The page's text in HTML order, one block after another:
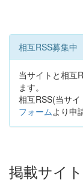
相互RSS募集中
当サイトと相互
ます。
相互RSS(当サ
フォームより申
掲載サイ